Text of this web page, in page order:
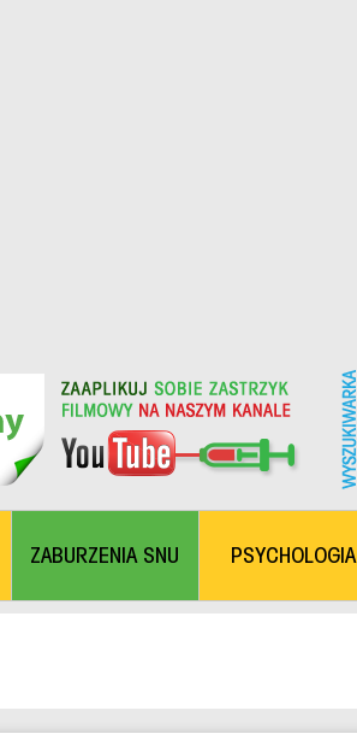
ZABURZENIA SNU PSYCHOLOGIA